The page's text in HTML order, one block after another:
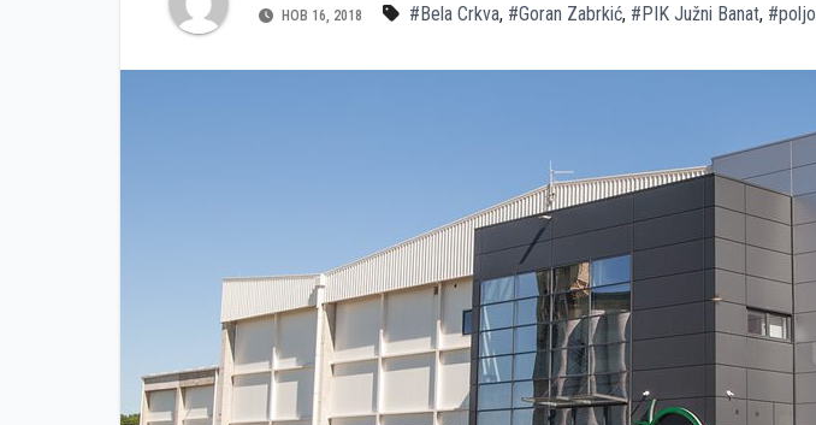
НОВ 16, 2018 #Bela Crkva, #Goran Zabrkić, #PIK Južni Banat,